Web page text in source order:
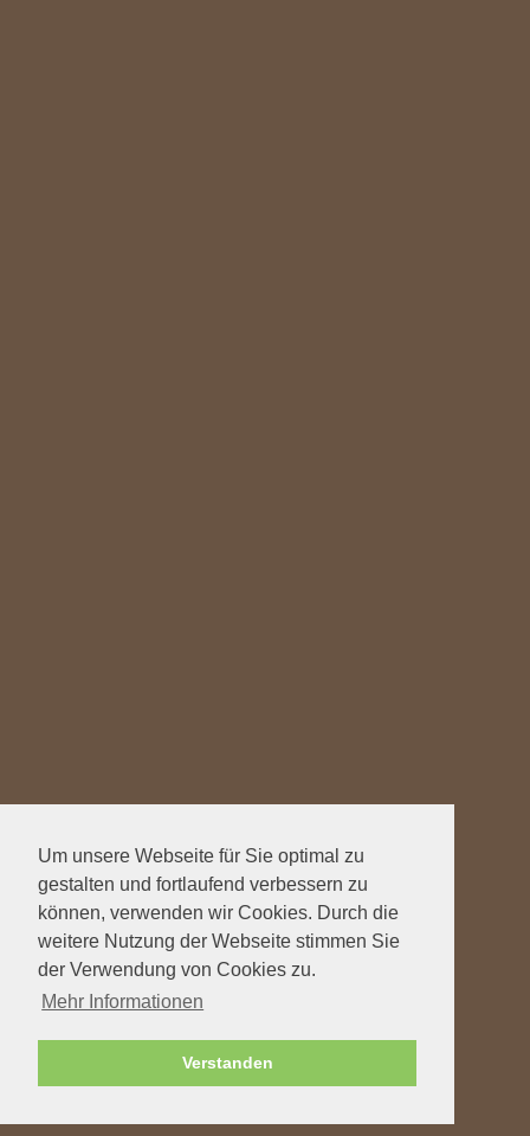
Um unsere Webseite für Sie optimal zu
gestalten und fortlaufend verbessern zu
können, verwenden wir Cookies. Durch die
weitere Nutzung der Webseite stimmen Sie
der Verwendung von Cookies zu.
Mehr Informationen
Verstanden